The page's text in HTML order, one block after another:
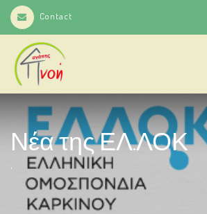
Contact
Νέα της ΕΛ.ΛΟΚ
.